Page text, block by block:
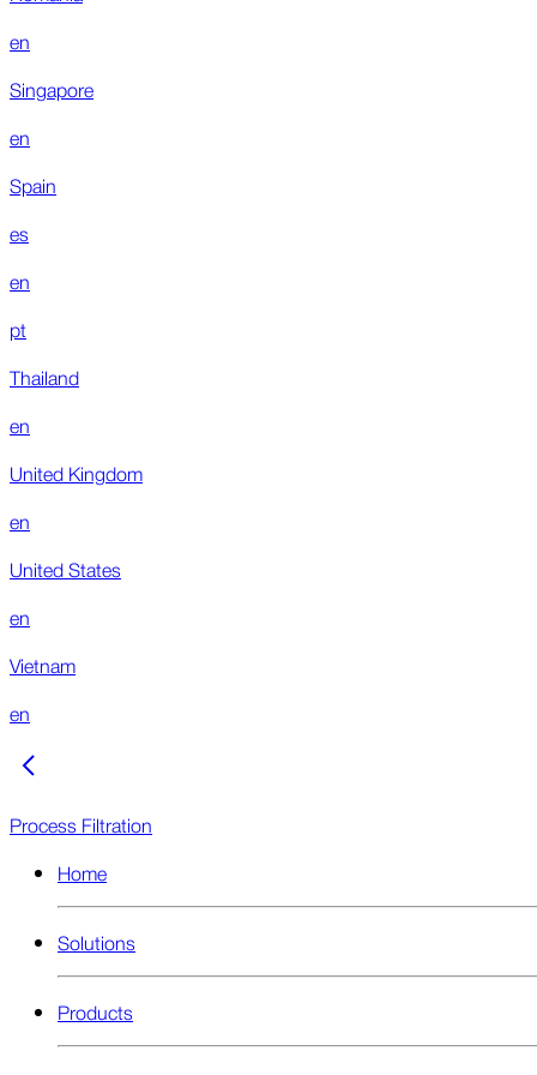
en
Singapore
en
Spain
es
en
pt
Thailand
en
United Kingdom
en
United States
en
Vietnam
en
Process Filtration
Home
Solutions
Products